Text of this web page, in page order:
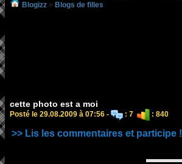
Blogizz » Blogs de filles
cette photo est a moi
Posté le 29.08.2009 à 07:56 - : 7 : 840
>> Lis les commentaires et participe !